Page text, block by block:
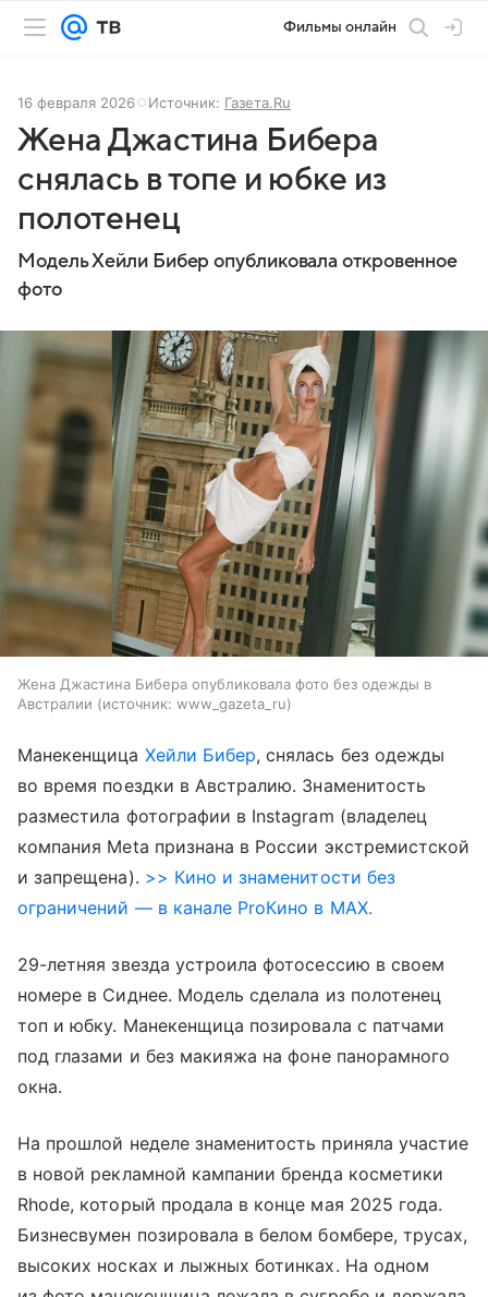
Фильмы онлайн
16 февраля 2026 Источник: Газета.Ru
Жена Джастина Бибера
снялась в топе и юбке из
полотенец
Модель Хейли Бибер опубликовала откровенное
фото
Жена Джастина Бибера опубликовала фото без одежды в
Австралии
источник: www_gazeta_ru
Манекенщица Хейли Бибер, снялась без одежды
во время поездки в Австралию. Знаменитость
разместила фотографии в Instagram (владелец
компания Meta признана в России экстремистской
и запрещена). >> Кино и знаменитости без
ограничений — в канале ProКино в MAX.
29-летняя звезда устроила фотосессию в своем
номере в Сиднее. Модель сделала из полотенец
топ и юбку. Манекенщица позировала с патчами
под глазами и без макияжа на фоне панорамного
окна.
На прошлой неделе знаменитость приняла участие
в новой рекламной кампании бренда косметики
Rhode, который продала в конце мая 2025 года.
Бизнесвумен позировала в белом бомбере, трусах,
высоких носках и лыжных ботинках. На одном